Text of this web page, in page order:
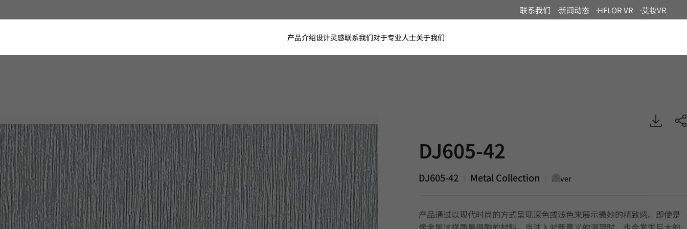
联系我们 新闻动态 HFLOR VR 艾妆VR
产品介绍设计灵感联系我们对于专业人士关于我们
DJ605-42
DJ605-42 Metal Collection Silver
产品通过以现代时尚的方式呈现深色或浅色来展示微妙的精致感。即使是